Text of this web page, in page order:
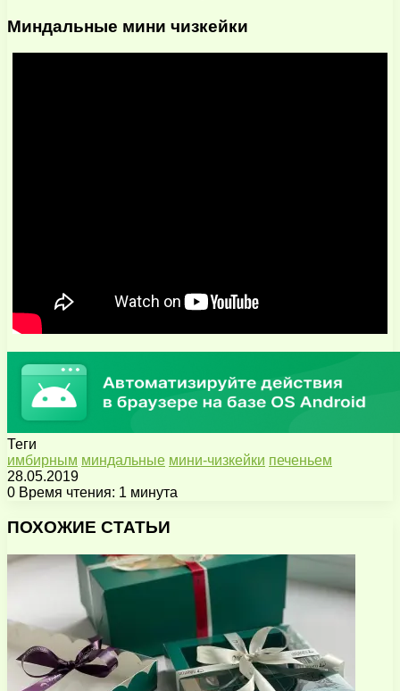
Миндальные мини чизкейки
Теги
имбирным миндальные мини-чизкейки печеньем
28.05.2019
0 Время чтения: 1 минута
через
почту
ПОХОЖИЕ СТАТЬИ